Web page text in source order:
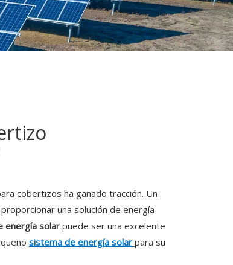
cobertizos ha ganado tracción. Un
una solución de energía
energía solarpuede ser una excelente
sistema de energía solar para su